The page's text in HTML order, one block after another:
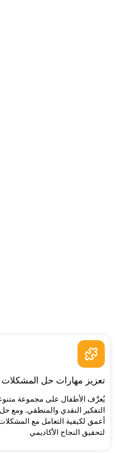
تعزيز مهارات حل
يُعرَّف الأطفال على مجموعة
التفكير النقدي والمنطقي. ومع
أعمق لكيفية التعامل مع
لتحقيق النجاح الأكاديمي